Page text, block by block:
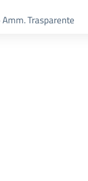
Trasparente